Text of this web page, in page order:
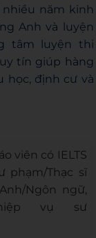
nhiều năm kinh
Anh và luyện
tâm luyện thi
uy tín giúp hàng
học, định cư và
viên có IELTS
phạm/Thạc sĩ
Ngôn ngữ,
vụ sư